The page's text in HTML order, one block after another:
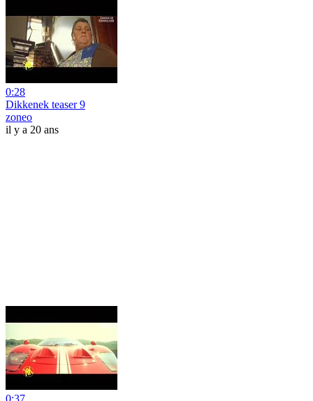
0:28
Dikkenek teaser 9
zoneo
il y a 20 ans